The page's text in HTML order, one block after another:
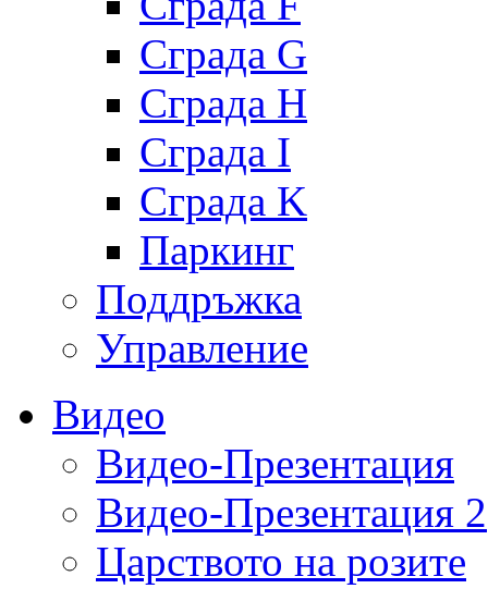
Сграда G
Сграда H
Сграда I
Сграда K
Паркинг
Поддръжка
Управление
Видео
Видео-Презентация
Видео-Презентация 2
Царството на розите